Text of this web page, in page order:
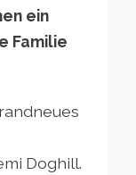
ein
Familie
Doghill.